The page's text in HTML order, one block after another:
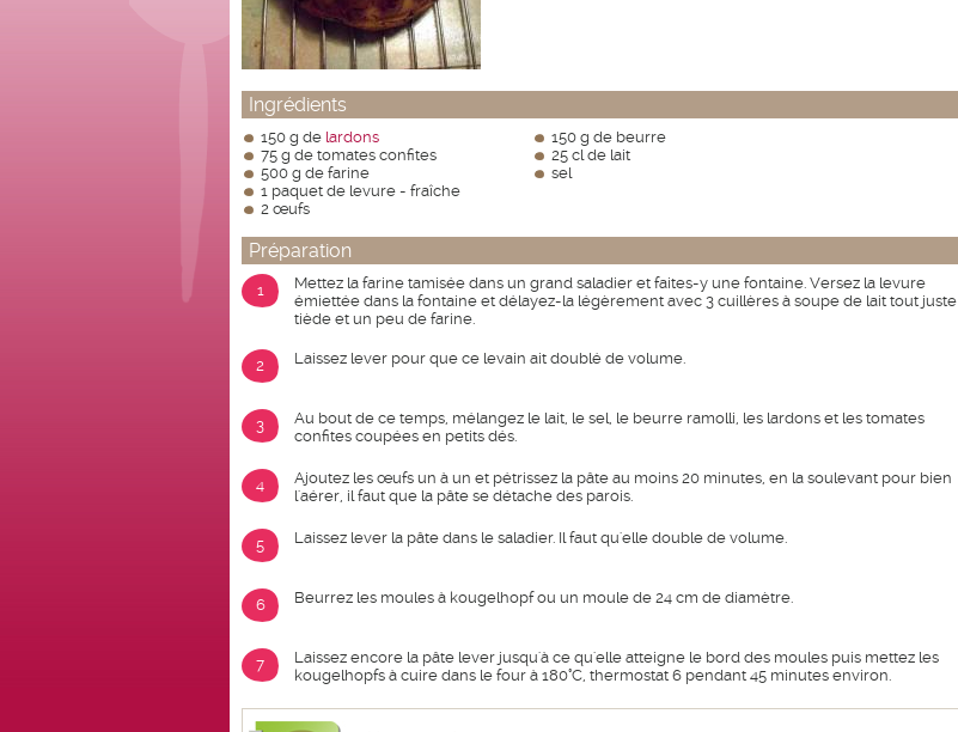
Ingrédients
150 g de lardons
75 g de tomates confites
500 g de farine
1 paquet de levure - fraîche
2 œufs
150 g de beurre
25 cl de lait
sel
Préparation
1
Mettez la farine tamisée dans un grand saladier et faites-y une fontaine. Versez la levure
émiettée dans la fontaine et délayez-la légèrement avec 3 cuillères à soupe de lait tout juste
tiède et un peu de farine.
2 Laissez lever pour que ce levain ait doublé de volume.
3
Au bout de ce temps, mélangez le lait, le sel, le beurre ramolli, les lardons et les tomates
confites coupées en petits dés.
4
Ajoutez les œufs un à un et pétrissez la pâte au moins 20 minutes, en la soulevant pour bien
l'aérer, il faut que la pâte se détache des parois.
5 Laissez lever la pâte dans le saladier. Il faut qu'elle double de volume.
6 Beurrez les moules à kougelhopf ou un moule de 24 cm de diamètre.
7
Laissez encore la pâte lever jusqu'à ce qu'elle atteigne le bord des moules puis mettez les
kougelhopfs à cuire dans le four à 180°C, thermostat 6 pendant 45 minutes environ.